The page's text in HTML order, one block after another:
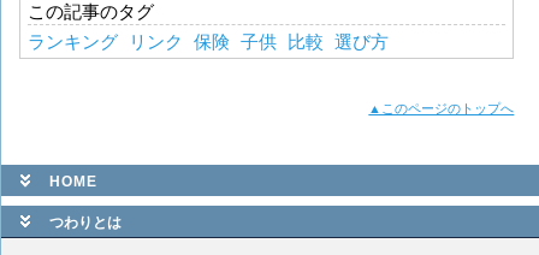
この記事のタグ
ランキング
リンク 保険 子供 比較 選び方
▲このページのトップへ
HOME
つわりとは